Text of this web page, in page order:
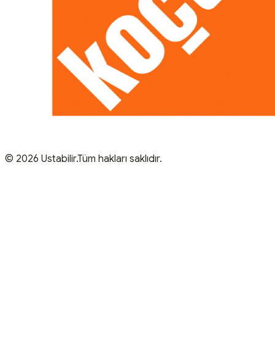
© 2026 Ustabilir.Tüm hakları saklıdır.